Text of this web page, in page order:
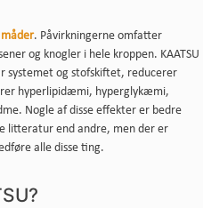
måder. Påvirkningerne omfatter
og knogler i hele kroppen. KAATSU
systemet og stofskiftet, reducerer
hyperlipidæmi, hyperglykæmi,
Nogle af disse effekter er bedre
litteratur end andre, men der er
alle disse ting.